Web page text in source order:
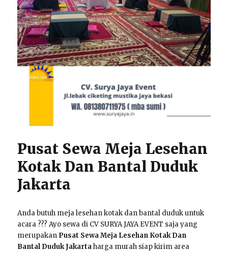
Pusat Sewa Meja Lesehan
Kotak Dan Bantal Duduk
Jakarta
Anda butuh meja lesehan kotak dan bantal duduk untuk
acara ??? Ayo sewa di CV SURYA JAYA EVENT saja yang
merupakan Pusat Sewa Meja Lesehan Kotak Dan
Bantal Duduk Jakartaharga murah siap kirim area